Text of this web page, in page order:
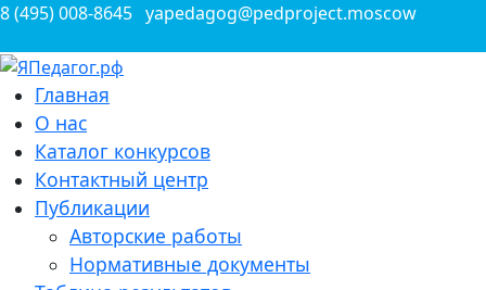
Перейти
содержимому
8 (495) 008-8645 yapedagog@pedproject.moscow
ЯПедагог.рф
Всероссийские конкурсы для педагогов
Главная
О нас
Каталог конкурсов
Контактный центр
Публикации
Авторские работы
Нормативные документы